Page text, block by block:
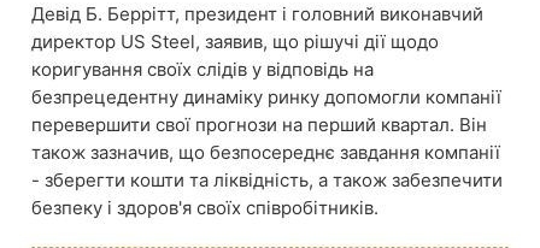
Девід Б. Беррітт, президент і головний виконавчий
директор US Steel, заявив, що рішучі дії щодо
коригування своїх слідів у відповідь на
безпрецедентну динаміку ринку допомогли компанії
перевершити свої прогнози на перший квартал. Він
також зазначив, що безпосереднє завдання компанії
- зберегти кошти та ліквідність, а також забезпечити
безпеку і здоров'я своїх співробітників.